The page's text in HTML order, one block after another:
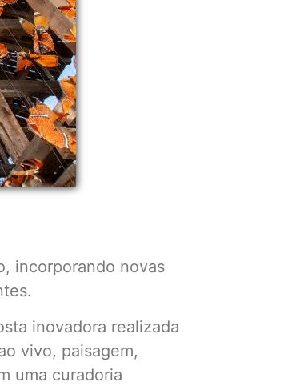
incorporando novas
inovadora realizada
vivo, paisagem,
uma curadoria